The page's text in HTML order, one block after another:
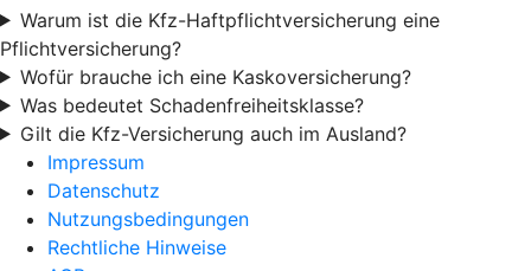
Warum ist die Kfz-Haftpflichtversicherung eine
Pflichtversicherung?
Wofür brauche ich eine Kaskoversicherung?
Was bedeutet Schadenfreiheitsklasse?
Gilt die Kfz-Versicherung auch im Ausland?
Impressum
Datenschutz
Nutzungsbedingungen
Rechtliche Hinweise